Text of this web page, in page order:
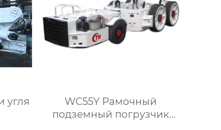
угля
WC55Y Рамочный
подземный погрузчик